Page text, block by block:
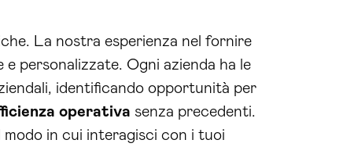
La nostra esperienza nel fornire
personalizzate. Ogni azienda ha le
identificando opportunità per
operativa senza precedenti.
in cui interagisci con i tuoi